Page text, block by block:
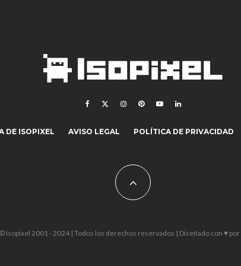
DE ISOPIXEL AVISO LEGAL POLÍTICA DE PRIVACIDAD
© Isopixel 2001 - 2024 | Todos los derechos reservados | Diseñado con ♥ por